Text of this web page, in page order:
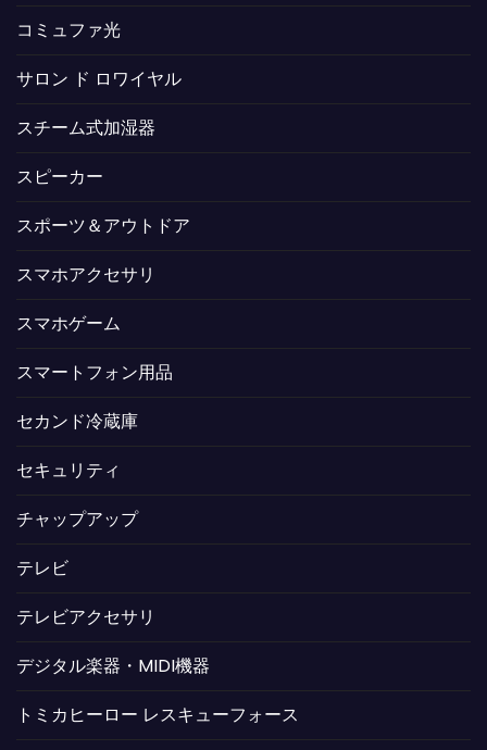
コミュファ光
サロン ド ロワイヤル
スチーム式加湿器
スピーカー
スポーツ＆アウトドア
スマホアクセサリ
スマホゲーム
スマートフォン用品
セカンド冷蔵庫
セキュリティ
チャップアップ
テレビ
テレビアクセサリ
デジタル楽器・MIDI機器
トミカヒーロー レスキューフォース